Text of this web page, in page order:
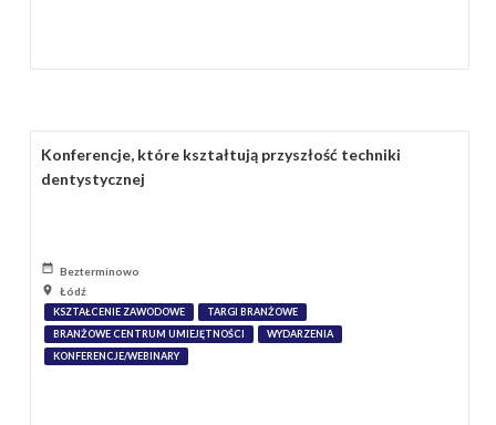
Konferencje, które kształtują przyszłość techniki
dentystycznej
Bezterminowo
Łódź
KSZTAŁCENIE ZAWODOWE
TARGI BRANŻOWE
BRANŻOWE CENTRUM UMIEJĘTNOŚCI
WYDARZENIA
KONFERENCJE/WEBINARY